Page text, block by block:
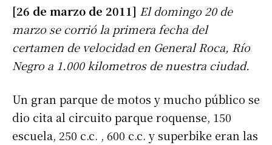
[26 de marzo de 2011] El domingo 20 de
marzo se corrió la primera fecha del
certamen de velocidad en General Roca, Río
Negro a 1.000 kilometros de nuestra ciudad.
Un gran parque de motos y mucho público se
dio cita al circuito parque roquense, 150
escuela, 250 c.c. , 600 c.c. y superbike eran las